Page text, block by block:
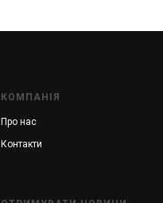
КОМПАНІЯ
Про нас
Контакти